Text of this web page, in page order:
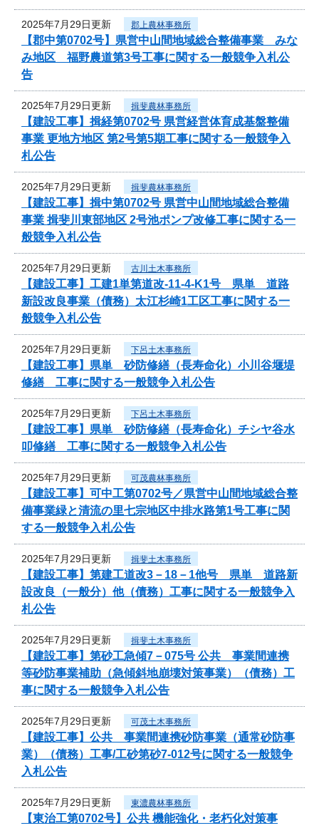
2025年7月29日更新 郡上農林事務所
【郡中第0702号】県営中山間地域総合整備事業 みな
み地区 福野農道第3号工事に関する一般競争入札公
告
2025年7月29日更新 揖斐農林事務所
【建設工事】揖経第0702号 県営経営体育成基盤整備
事業 更地方地区 第2号第5期工事に関する一般競争入
札公告
2025年7月29日更新 揖斐農林事務所
【建設工事】揖中第0702号 県営中山間地域総合整備
事業 揖斐川東部地区 2号池ポンプ改修工事に関する一
般競争入札公告
2025年7月29日更新 古川土木事務所
【建設工事】工建1単第道改-11-4-K1号 県単 道路
新設改良事業（債務）太江杉崎1工区工事に関する一
般競争入札公告
2025年7月29日更新 下呂土木事務所
【建設工事】県単 砂防修繕（長寿命化）小川谷堰堤
修繕 工事に関する一般競争入札公告
2025年7月29日更新 下呂土木事務所
【建設工事】県単 砂防修繕（長寿命化）チシヤ谷水
叩修繕 工事に関する一般競争入札公告
2025年7月29日更新 可茂農林事務所
【建設工事】可中工第0702号／県営中山間地域総合整
備事業緑と清流の里七宗地区中排水路第1号工事に関
する一般競争入札公告
2025年7月29日更新 揖斐土木事務所
【建設工事】第建工道改3－18－1他号 県単 道路新
設改良（一般分）他（債務）工事に関する一般競争入
札公告
2025年7月29日更新 揖斐土木事務所
【建設工事】第砂工急傾7－075号 公共 事業間連携
等砂防事業補助（急傾斜地崩壊対策事業）（債務）工
事に関する一般競争入札公告
2025年7月29日更新 可茂土木事務所
【建設工事】公共 事業間連携砂防事業（通常砂防事
業）（債務）工事/工砂第砂7-012号に関する一般競争
入札公告
2025年7月29日更新 東濃農林事務所
【東治工第0702号】公共 機能強化・老朽化対策事